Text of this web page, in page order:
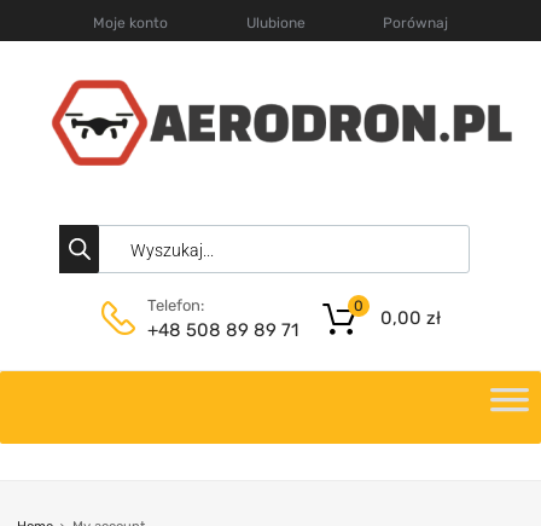
Moje konto Ulubione Porównaj
Telefon:
+48 508 89 89 71
0,00 zł
0